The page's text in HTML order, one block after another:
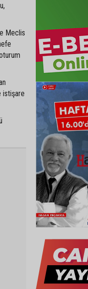
Meclis
istişare